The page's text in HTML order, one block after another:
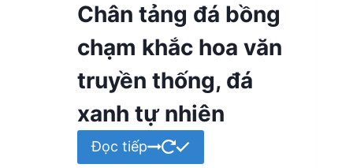
Chân tảng đá bồng
chạm khắc hoa văn
truyền thống, đá
xanh tự nhiên
Đọc tiếp